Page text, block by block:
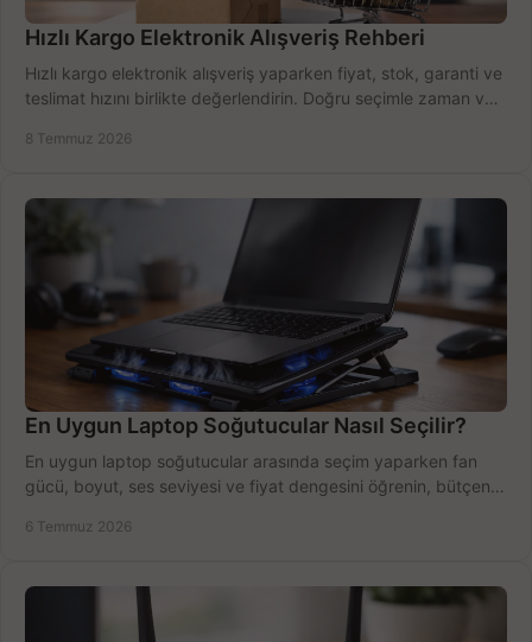
Hızlı Kargo Elektronik Alışveriş Rehberi
Hızlı kargo elektronik alışveriş yaparken fiyat, stok, garanti ve
teslimat hızını birlikte değerlendirin. Doğru seçimle zaman ve
8 Temmuz 2026
En Uygun Laptop Soğutucular Nasıl Seçilir?
En uygun laptop soğutucular arasında seçim yaparken fan
gücü, boyut, ses seviyesi ve fiyat dengesini öğrenin, bütçenizi
6 Temmuz 2026